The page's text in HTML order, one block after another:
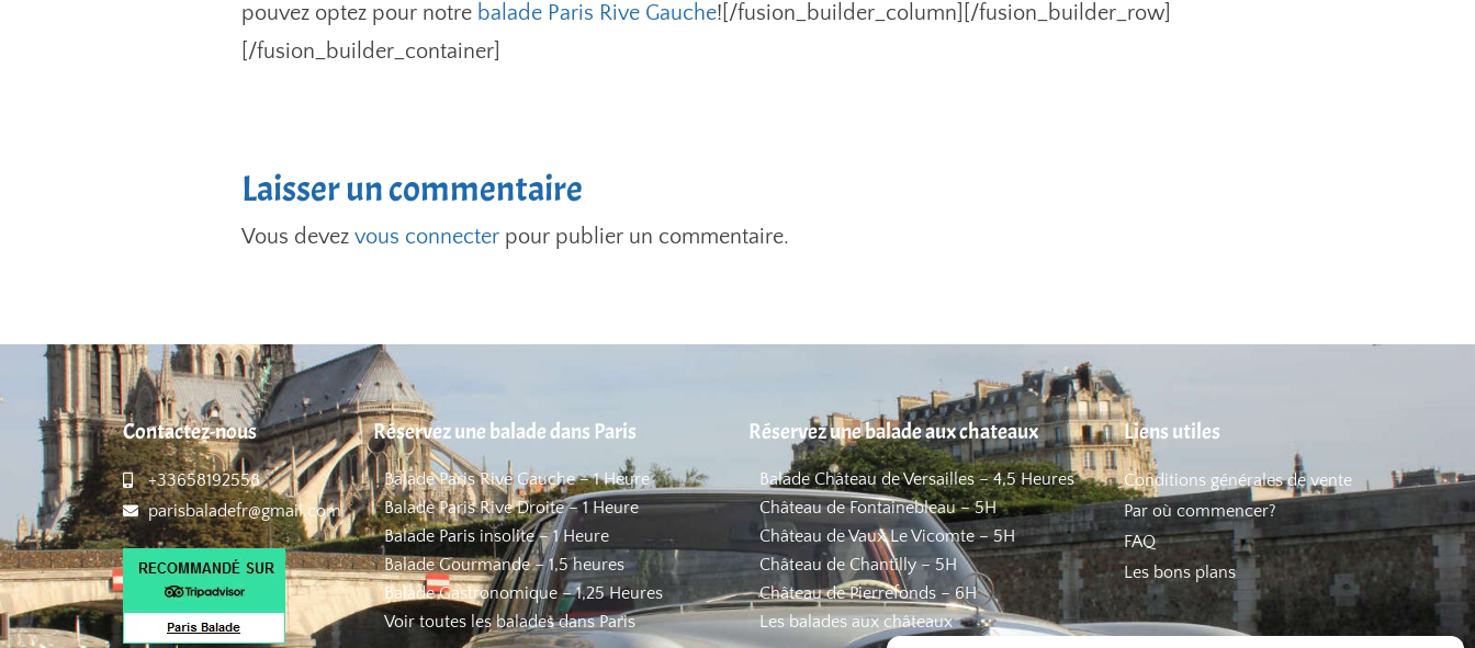
pouvez optez pour notre balade Paris Rive Gauche![/fusion_builder_column][/fusion_builder_row]
[/fusion_builder_container]
Laisser un commentaire
Vous devezvous connecter pour publier un commentaire.
Contactez-nous
+33658192558
parisbaladefr@gmail.com
Réservez une balade dans Paris
Balade Paris Rive Gauche – 1 Heure
Balade Paris Rive Droite – 1 Heure
Balade Paris insolite – 1 Heure
Balade Gourmande – 1,5 heures
Balade Gastronomique – 1,25 Heures
Voir toutes les balades dans Paris
Réservez une balade aux chateaux
Balade Château de Versailles – 4,5 Heures
Château de Fontainebleau – 5H
Château de Vaux Le Vicomte – 5H
Château de Chantilly – 5H
Château de Pierrefonds – 6H
Les balades aux châteaux
Liens utiles
Conditions générales de vente
Par où commencer?
FAQ
Les bons plans